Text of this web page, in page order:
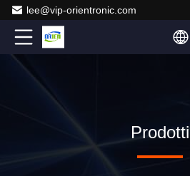
lee@vip-orientronic.com
Prodotti